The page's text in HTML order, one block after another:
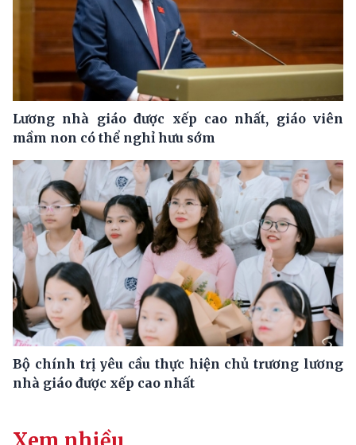
Lương nhà giáo được xếp cao nhất, giáo viên
mầm non có thể nghỉ hưu sớm
Bộ chính trị yêu cầu thực hiện chủ trương lương
nhà giáo được xếp cao nhất